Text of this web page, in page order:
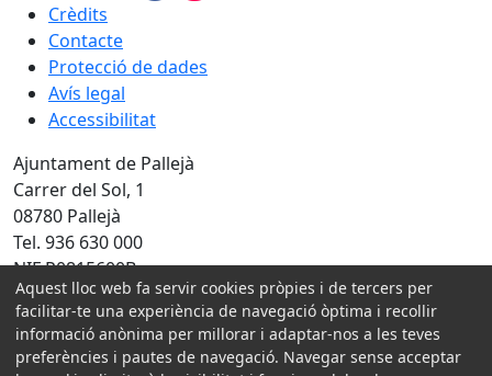
Crèdits
Contacte
Protecció de dades
Avís legal
Accessibilitat
Ajuntament de Pallejà
Carrer del Sol, 1
08780 Pallejà
Tel. 936 630 000
NIF P0815600B
Amb la col·laboració de:
Aquest lloc web fa servir cookies pròpies i de tercers per
facilitar-te una experiència de navegació òptima i recollir
informació anònima per millorar i adaptar-nos a les teves
preferències i pautes de navegació. Navegar sense acceptar